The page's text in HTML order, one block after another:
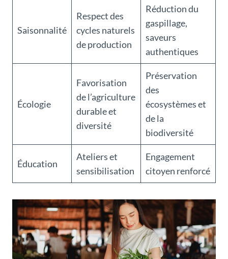
Saisonnalité
Respect des
cycles naturels
de production
Réduction du
gaspillage,
saveurs
authentiques
Écologie
Favorisation
de l’agriculture
durable et
diversité
Préservation
des
écosystèmes et
de la
biodiversité
Éducation
Ateliers et
sensibilisation
Engagement
citoyen renforcé